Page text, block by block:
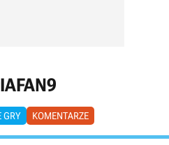
GRY KOMENTARZE